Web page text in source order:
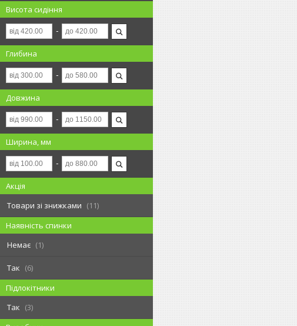
Висота сидіння
Глибина
Довжина
Ширина, мм
Акція
Товари зі знижками
11
Наявність спинки
Немає
1
Так
6
Підлокітники
Так
3